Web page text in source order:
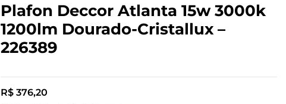
Plafon Deccor Atlanta 15w 3000k
1200lm Dourado-Cristallux –
226389
R$376,20